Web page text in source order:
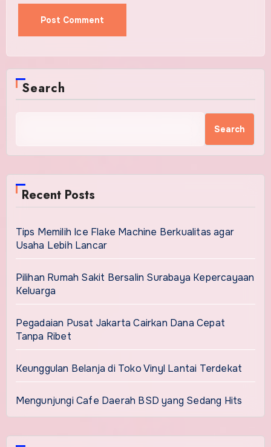
Search
Search
Recent Posts
Tips Memilih Ice Flake Machine Berkualitas agar
Usaha Lebih Lancar
Pilihan Rumah Sakit Bersalin Surabaya Kepercayaan
Keluarga
Pegadaian Pusat Jakarta Cairkan Dana Cepat
Tanpa Ribet
Keunggulan Belanja di Toko Vinyl Lantai Terdekat
Mengunjungi Cafe Daerah BSD yang Sedang Hits